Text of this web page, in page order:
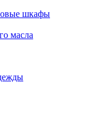
шкафы
масла